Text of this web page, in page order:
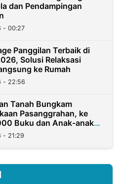
dan Pendampingan
- 00:27
Panggilan Terbaik di
Solusi Relaksasi
ke Rumah
- 22:56
Tanah Bungkam
Pasanggrahan, ke
Buku dan Anak-anak
- 21:29